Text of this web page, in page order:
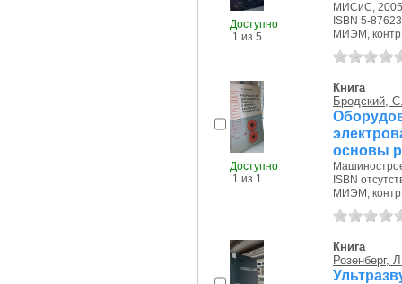
Доступно
1 из 5
МИСиС, 2005
ISBN 5-
МИЭМ,
Доступно
1 из 1
Книга
Бродский,
основы
ISBN
МИЭМ,
Книга
Розенберг,